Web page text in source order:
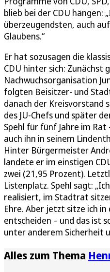
blieb bei der CDU hängen:
überzeugendsten, auch
Glaubens.“
Er hat sozusagen die
CDU hinter sich: Zunächst
Nachwuchsorganisation
folgten Beisitzer- und
danach der Kreisvorstand
des JU-Chefs und später
Spehl für fünf Jahre im
auch ihn in seinem
Hinter Bürgermeister
landete er im einstigen
zwei (21,95 Prozent).
Listenplatz. Spehl sagt:
realisiert, im Stadtrat
Ehre. Aber jetzt sitze ich
entscheiden – und das ist
unter anderem Sicherheit
Alles zum Thema